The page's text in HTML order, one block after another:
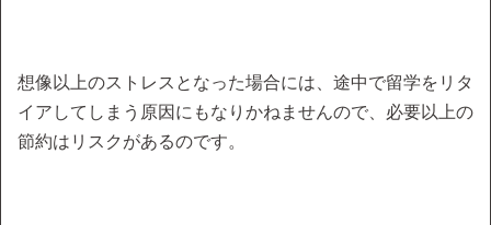
想像以上のストレスとなった場合には、途中で留学をリタ
イアしてしまう原因にもなりかねませんので、必要以上の
節約はリスクがあるのです。